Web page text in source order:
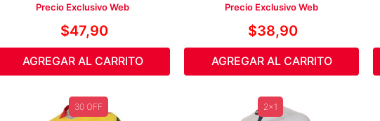
Precio Exclusivo Web
$47,90
AGREGAR AL CARRITO
Precio Exclusivo Web
$38,90
AGREGAR AL CARRITO
30 OFF 2x1